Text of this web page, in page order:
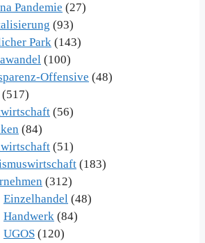
Pandemie (27)
(93)
Park (143)
(100)
Offensive (48)
(517)
(56)
(84)
(51)
(183)
(312)
Einzelhandel (48)
Handwerk (84)
UGOS (120)